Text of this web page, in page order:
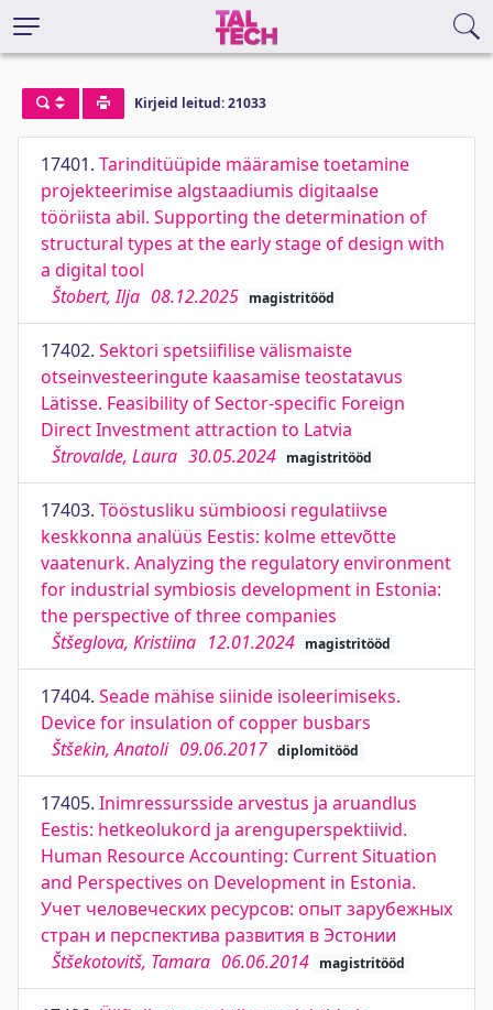
Kirjeid leitud: 21033
17401. Tarinditüüpide määramise toetamine
projekteerimise algstaadiumis digitaalse
tööriista abil. Supporting the determination of
structural types at the early stage of design with
a digital tool
Štobert, Ilja 08.12.2025 magistritööd
17402. Sektori spetsiifilise välismaiste
otseinvesteeringute kaasamise teostatavus
Lätisse. Feasibility of Sector-specific Foreign
Direct Investment attraction to Latvia
Štrovalde, Laura 30.05.2024 magistritööd
17403. Tööstusliku sümbioosi regulatiivse
keskkonna analüüs Eestis: kolme ettevõtte
vaatenurk. Analyzing the regulatory environment
for industrial symbiosis development in Estonia:
the perspective of three companies
Štšeglova, Kristiina 12.01.2024 magistritööd
17404. Seade mähise siinide isoleerimiseks.
Device for insulation of copper busbars
Štšekin, Anatoli 09.06.2017 diplomitööd
17405. Inimressursside arvestus ja aruandlus
Eestis: hetkeolukord ja arenguperspektiivid.
Human Resource Accounting: Current Situation
and Perspectives on Development in Estonia.
Учет человеческих ресурсов: опыт зарубежных
стран и перспектива развития в Эстонии
Štšekotovitš, Tamara 06.06.2014 magistritööd